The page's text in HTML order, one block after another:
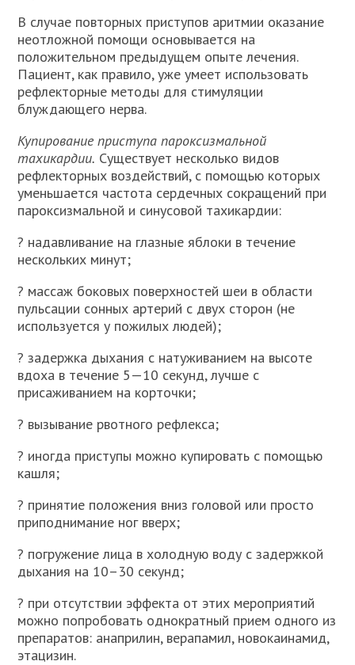
В случае повторных приступов аритмии оказание
неотложной помощи основывается на
положительном предыдущем опыте лечения.
Пациент, как правило, уже умеет использовать
рефлекторные методы для стимуляции
блуждающего нерва.
Купирование приступа пароксизмальной
тахикардии. Существует несколько видов
рефлекторных воздействий, с помощью которых
уменьшается частота сердечных сокращений при
пароксизмальной и синусовой тахикардии:
? надавливание на глазные яблоки в течение
нескольких минут;
? массаж боковых поверхностей шеи в области
пульсации сонных артерий с двух сторон (не
используется у пожилых людей);
? задержка дыхания с натуживанием на высоте
вдоха в течение 5—10 секунд, лучше с
присаживанием на корточки;
? вызывание рвотного рефлекса;
? иногда приступы можно купировать с помощью
кашля;
? принятие положения вниз головой или просто
приподнимание ног вверх;
? погружение лица в холодную воду с задержкой
дыхания на 10–30 секунд;
? при отсутствии эффекта от этих мероприятий
можно попробовать однократный прием одного из
препаратов: анаприлин, верапамил, новокаинамид,
этацизин.